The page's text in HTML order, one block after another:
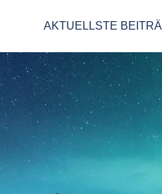
AKTUELLSTE